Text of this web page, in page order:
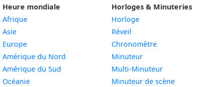
Heure mondiale
Afrique
Asie
Europe
Amérique du Nord
Amérique du Sud
Océanie
Horloges & Minuteries
Horloge
Réveil
Chronomètre
Minuteur
Multi-Minuteur
Minuteur de scène